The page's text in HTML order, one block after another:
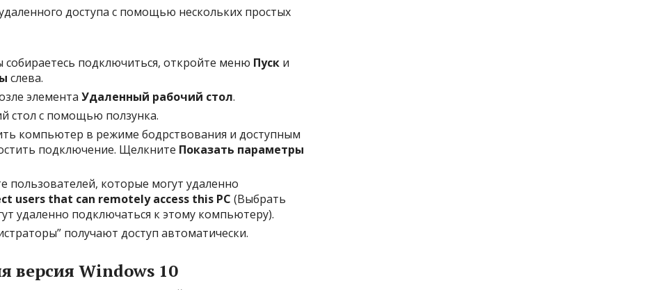
доступа с помощью нескольких простых
собираетесь подключиться, откройте меню Пуск и
слева.
элемента Удаленный рабочий стол.
стол с помощью ползунка.
компьютер в режиме бодрствования и доступным
подключение. Щелкните Показать параметры
пользователей, которые могут удаленно
users that can remotely access this PC (Выбрать
удаленно подключаться к этому компьютеру).
получают доступ автоматически.
версия Windows 10